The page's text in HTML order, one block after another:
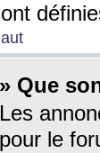
» Que
Les
pour le